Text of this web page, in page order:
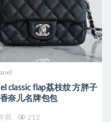
classic flap荔枝纹 方胖子
奈儿名牌包包
前 212